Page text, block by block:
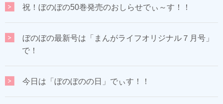
祝！ぼのぼの50巻発売のおしらせでぃ～す！！
ぼのぼの最新号は「まんがライフオリジナル７月号」
で！
今日は「ぼのぼのの日」でぃす！！